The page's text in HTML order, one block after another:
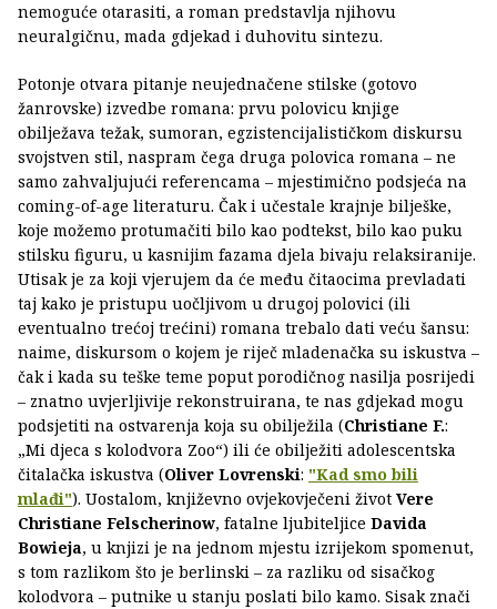
nemoguće otarasiti, a roman predstavlja njihovu
neuralgičnu, mada gdjekad i duhovitu sintezu.
Potonje otvara pitanje neujednačene stilske (gotovo
žanrovske) izvedbe romana: prvu polovicu knjige
obilježava težak, sumoran, egzistencijalističkom diskursu
svojstven stil, naspram čega druga polovica romana – ne
samo zahvaljujući referencama – mjestimično podsjeća na
coming-of-age literaturu. Čak i učestale krajnje bilješke,
koje možemo protumačiti bilo kao podtekst, bilo kao puku
stilsku figuru, u kasnijim fazama djela bivaju relaksiranije.
Utisak je za koji vjerujem da će među čitaocima prevladati
taj kako je pristupu uočljivom u drugoj polovici (ili
eventualno trećoj trećini) romana trebalo dati veću šansu:
naime, diskursom o kojem je riječ mladenačka su iskustva –
čak i kada su teške teme poput porodičnog nasilja posrijedi
– znatno uvjerljivije rekonstruirana, te nas gdjekad mogu
podsjetiti na ostvarenja koja su obilježila (Christiane F.:
„Mi djeca s kolodvora Zoo“) ili će obilježiti adolescentska
čitalačka iskustva (Oliver Lovrenski: "Kad smo bili
mlađi"). Uostalom, književno ovjekovječeni život Vere
Christiane Felscherinow, fatalne ljubiteljice Davida
Bowieja, u knjizi je na jednom mjestu izrijekom spomenut,
s tom razlikom što je berlinski – za razliku od sisačkog
kolodvora – putnike u stanju poslati bilo kamo. Sisak znači